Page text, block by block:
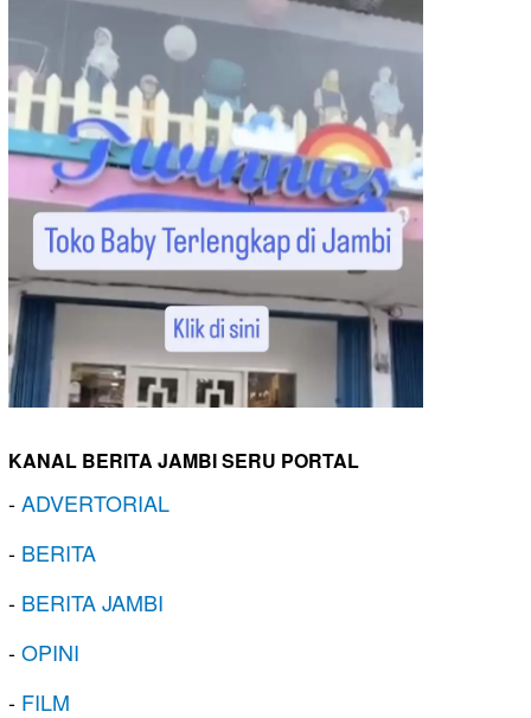
KANAL BERITA JAMBI SERU PORTAL
-ADVERTORIAL
- BERITA
- BERITA JAMBI
-OPINI
- FILM